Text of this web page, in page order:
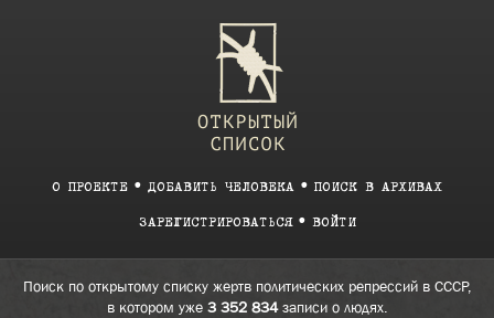
О ПРОЕКТЕ ДОБАВИТЬ ЧЕЛОВЕКА ПОИСК В АРХИВАХ
ЗАРЕГИСТРИРОВАТЬСЯ ВОЙТИ
Поиск по открытому списку жертв политических репрессий в СССР,
в котором уже 3 352 834записи о людях.